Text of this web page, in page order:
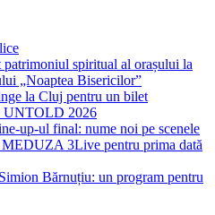
spiritual al orașului la
„Noaptea Bisericilor”
la Cluj pentru un bilet
UNTOLD 2026
up-ul final: nume noi pe scenele
3Live pentru prima dată
Bărnuțiu: un program pentru